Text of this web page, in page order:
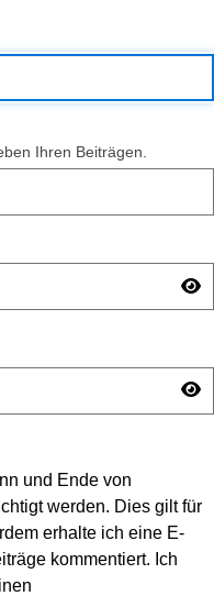
Ihren Beiträgen.
und Ende von
werden. Dies gilt für
erhalte ich eine E-
kommentiert. Ich